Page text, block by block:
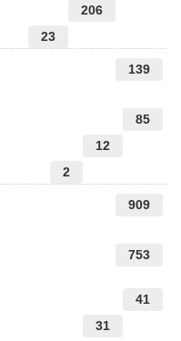
206
23
139
85
12
2
909
753
41
31